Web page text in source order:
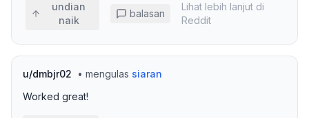
undian
naik
balasan
Lihat lebih lanjut di
Reddit
u/dmbjr02 • mengulas siaran
Worked great!